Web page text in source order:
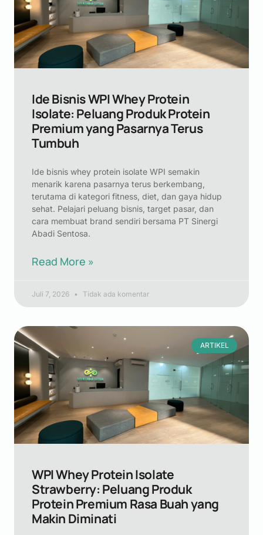
Ide Bisnis WPI Whey Protein
Isolate: Peluang Produk Protein
Premium yang Pasarnya Terus
Tumbuh
Ide bisnis whey protein isolate WPI semakin
menarik karena pasarnya terus berkembang,
terutama di kategori fitness, diet, dan gaya hidup
sehat. Pelajari peluang bisnis, target pasar, dan
cara membuat brand sendiri bersama PT Sinergi
Abadi Sentosa.
Read More »
Juli 7, 2026 Tidak ada komentar
ARTIKEL
WPI Whey Protein Isolate
Strawberry: Peluang Produk
Protein Premium Rasa Buah yang
Makin Diminati